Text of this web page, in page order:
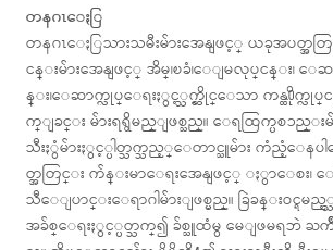
တနဂၤေႏြ
တနဂၤေႏြသားသမီးမ်ားအေနျဖင့္ ယခုအပတ္အတြ
ငန္းမ်ားအေနျဖင့္ အိမ္၊ၿခံ၊ေျမလုပ္ငန္း၊ ေ
န္း၊ေဆာက္လုပ္ေရးႏွင့္သက္ဆိုင္ေသာ ကန္ထ႐ိုက္လု
က္ျခင္း မ်ားရရွိမည္ျဖစ္သည္။ ေရထြက္ပစၥည္
သီးႏွံမ်ားႏွင့္ပါတ္သက္သည့္ေတာင္သူမ်ား ကံညံ့ေနပ
တ္အတြင္း က်န္းမာေရးအေနျဖင့္ ႏွာေစး၊
သီေျပာင္းေရာဂါမ်ားျဖစ္မည္။ ခြဲခန္းဝင္ရမည့္သူ
အခ်စ္ေရးႏွင့္ပတ္သက္၍ ခ်စ္သူထံမွ မေျဖမရဘဲ ႀကိဳ